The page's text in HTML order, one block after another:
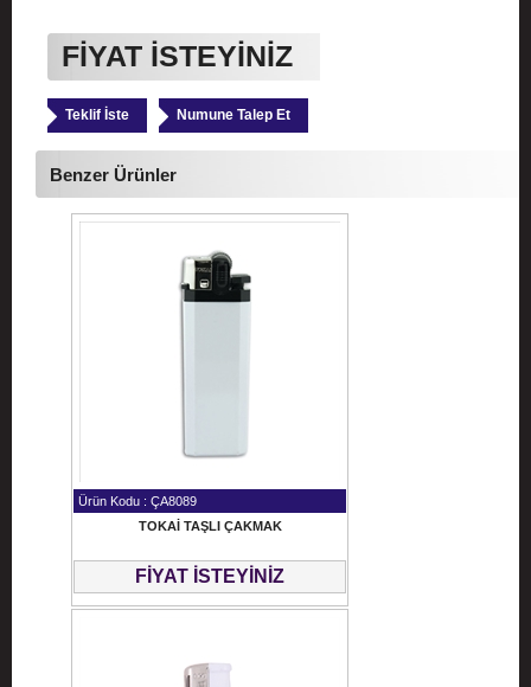
FİYAT İSTEYİNİZ
Numune Talep Et
Teklif İste
Benzer Ürünler
Ürün Kodu : ÇA8089
TOKAİ TAŞLI ÇAKMAK
FİYAT İSTEYİNİZ